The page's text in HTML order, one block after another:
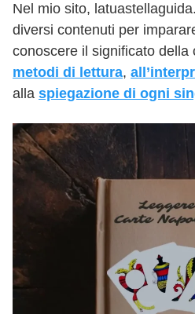
Nel mio sito,
diversi contenuti per
conoscere il significato della
metodi di lettura,
alla spiegazione di ogni